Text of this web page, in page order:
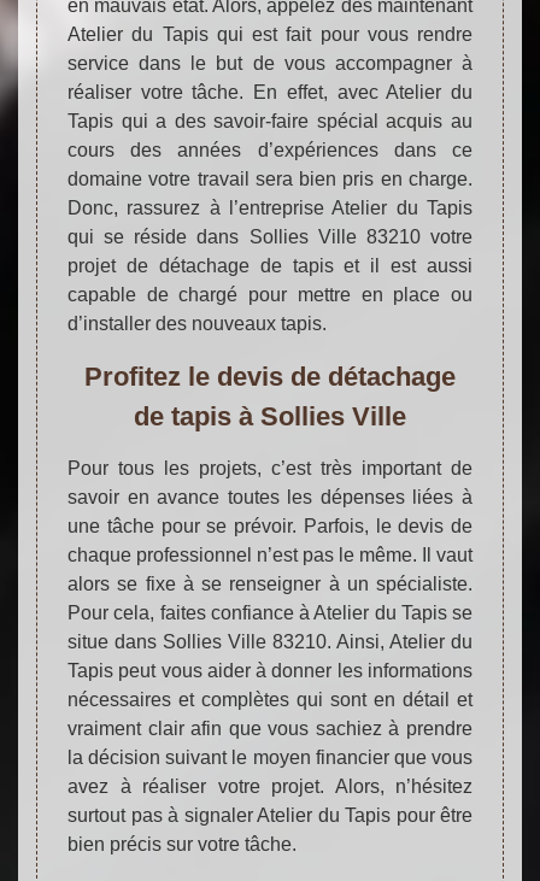
en mauvais état. Alors, appelez dès maintenant
Atelier du Tapis qui est fait pour vous rendre
service dans le but de vous accompagner à
réaliser votre tâche. En effet, avec Atelier du
Tapis qui a des savoir-faire spécial acquis au
cours des années d’expériences dans ce
domaine votre travail sera bien pris en charge.
Donc, rassurez à l’entreprise Atelier du Tapis
qui se réside dans Sollies Ville 83210 votre
projet de détachage de tapis et il est aussi
capable de chargé pour mettre en place ou
d’installer des nouveaux tapis.
Profitez le devis de détachage
de tapis à Sollies Ville
Pour tous les projets, c’est très important de
savoir en avance toutes les dépenses liées à
une tâche pour se prévoir. Parfois, le devis de
chaque professionnel n’est pas le même. Il vaut
alors se fixe à se renseigner à un spécialiste.
Pour cela, faites confiance à Atelier du Tapis se
situe dans Sollies Ville 83210. Ainsi, Atelier du
Tapis peut vous aider à donner les informations
nécessaires et complètes qui sont en détail et
vraiment clair afin que vous sachiez à prendre
la décision suivant le moyen financier que vous
avez à réaliser votre projet. Alors, n’hésitez
surtout pas à signaler Atelier du Tapis pour être
bien précis sur votre tâche.